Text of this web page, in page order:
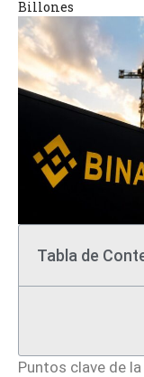
Billones
Tabla de
Puntos clave de